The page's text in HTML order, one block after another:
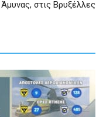
στις Βρυξέλλες